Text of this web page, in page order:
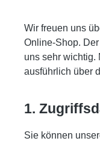
Wir freuen uns
Online-Shop.
uns sehr wichtig.
ausführlich über
1.
Sie können